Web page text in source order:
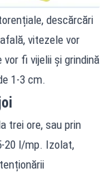
descărcări
vitezele vor
vor fi vijelii și grindină
1-3 cm.
trei ore, sau prin
20 l/mp. Izolat,